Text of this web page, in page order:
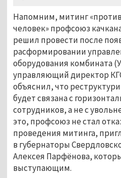
Напомним, митинг
человек» профсоюз
решил провести после
расформировании
оборудования комбината
управляющий директор
объяснил, что
будет связана с
сотрудников, а не с
это, профсоюз не стал
проведения митинга,
в губернаторы
Алексея Парфёнова,
выступающим.